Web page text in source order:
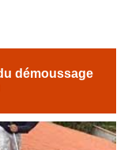
démoussage